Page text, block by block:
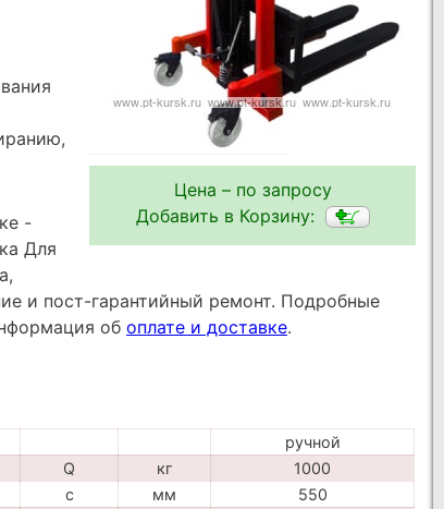
Цена – по запросу
Добавить в Корзину:
-
Для
и пост-гарантийный ремонт. Подробные
об оплате и доставке.
ручной
Q кг
1000
c мм
550